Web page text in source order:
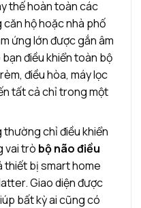
thế hoàn toàn các
hộ hoặc nhà phố
ứng lớn được gắn âm
điều khiển toàn bộ
điều hòa, máy lọc
tất cả chỉ trong một
chỉ điều khiển
vai trò bộ não điều
thiết bị smart home
Giao diện được
bất kỳ ai cũng có